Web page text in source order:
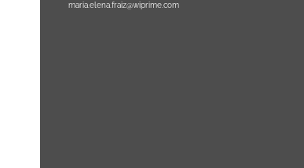
maria.elena.fraiz@wiprime.com